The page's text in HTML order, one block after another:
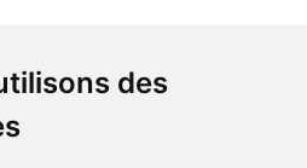
des
– Rang-du-Fliers.
en ligne parmi des milliers de